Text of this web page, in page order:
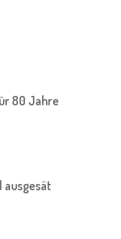
80 Jahre
ausgesät